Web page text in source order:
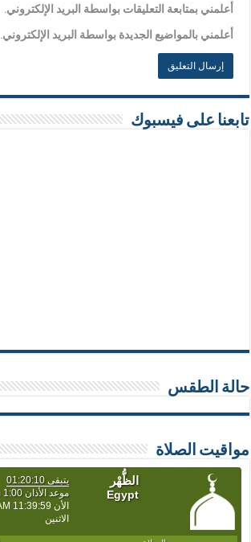
أعلمني بمتابعة التعليقات بواسطة البريد الإلكتروني.
أعلمني بالمواضيع الجديدة بواسطة البريد الإلكتروني.
تابعنا على فيسبوك
حالة الطقس
مواقيت الصلاة